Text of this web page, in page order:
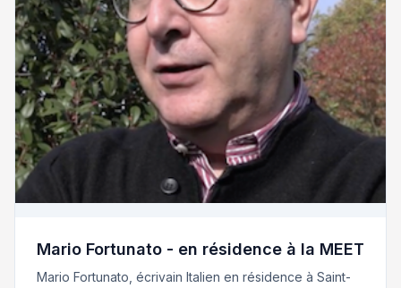
Mario Fortunato - en résidence à la MEET
Mario Fortunato, écrivain Italien en résidence à Saint-